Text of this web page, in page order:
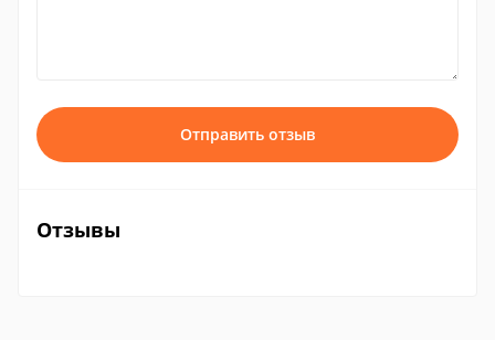
Отправить отзыв
Отзывы